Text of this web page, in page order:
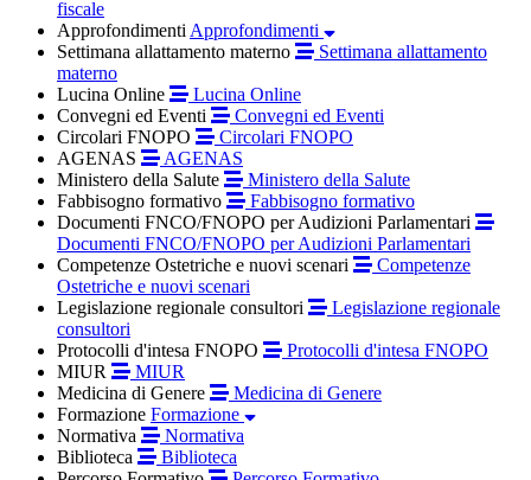
fiscale
Approfondimenti Approfondimenti
Settimana allattamento materno
Settimana allattamento
materno
Lucina Online
Lucina Online
Convegni ed Eventi
Convegni ed Eventi
Circolari FNOPO
Circolari FNOPO
AGENAS
AGENAS
Ministero della Salute
Ministero della Salute
Fabbisogno formativo
Fabbisogno formativo
Documenti FNCO/FNOPO per Audizioni Parlamentari
Documenti FNCO/FNOPO per Audizioni Parlamentari
Competenze Ostetriche e nuovi scenari
Competenze
Ostetriche e nuovi scenari
Legislazione regionale consultori
Legislazione regionale
consultori
Protocolli d'intesa FNOPO
Protocolli d'intesa FNOPO
MIUR
MIUR
Medicina di Genere
Medicina di Genere
Formazione Formazione
Normativa
Normativa
Biblioteca
Biblioteca